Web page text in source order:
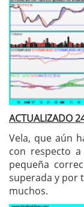
ACTUALIZADO
Vela, que aún
con respecto
pequeña
superada y por
muchos.